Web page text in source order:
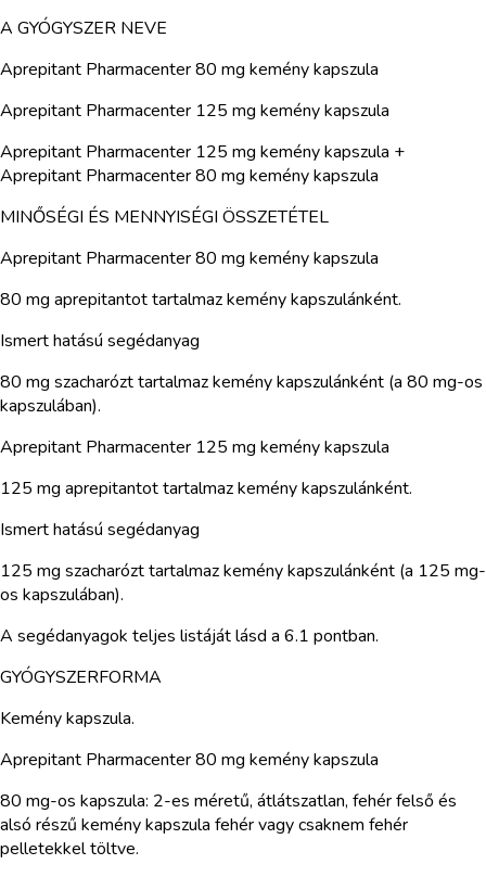
A GYÓGYSZER NEVE
Aprepitant Pharmacenter 80 mg kemény kapszula
Aprepitant Pharmacenter 125 mg kemény kapszula
Aprepitant Pharmacenter 125 mg kemény kapszula +
Aprepitant Pharmacenter 80 mg kemény kapszula
MINŐSÉGI ÉS MENNYISÉGI ÖSSZETÉTEL
Aprepitant Pharmacenter 80 mg kemény kapszula
80 mg aprepitantot tartalmaz kemény kapszulánként.
Ismert hatású segédanyag
80 mg szacharózt tartalmaz kemény kapszulánként (a 80 mg-os
kapszulában).
Aprepitant Pharmacenter 125 mg kemény kapszula
125 mg aprepitantot tartalmaz kemény kapszulánként.
Ismert hatású segédanyag
125 mg szacharózt tartalmaz kemény kapszulánként (a 125 mg-
os kapszulában).
A segédanyagok teljes listáját lásd a 6.1 pontban.
GYÓGYSZERFORMA
Kemény kapszula.
Aprepitant Pharmacenter 80 mg kemény kapszula
80 mg-os kapszula: 2-es méretű, átlátszatlan, fehér felső és
alsó részű kemény kapszula fehér vagy csaknem fehér
pelletekkel töltve.